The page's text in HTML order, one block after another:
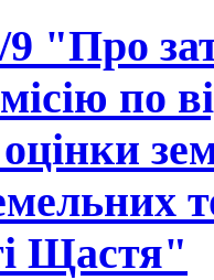
"Про
по
Щастя"